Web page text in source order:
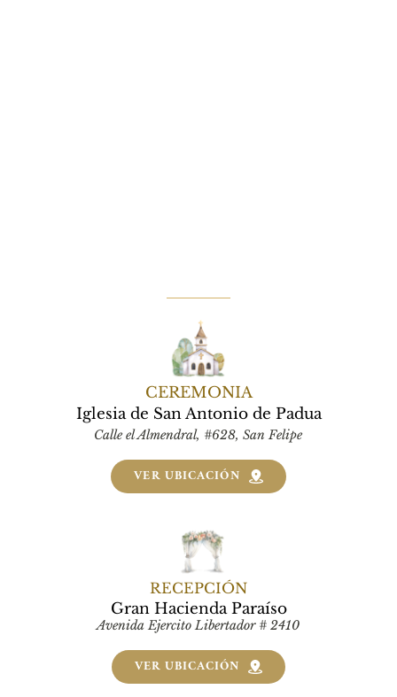
CEREMONIA
Iglesia de San Antonio de Padua
Calle el Almendral, #628, San Felipe
VER UBICACIÓN
RECEPCIÓN
Gran Hacienda Paraíso
Avenida Ejercito Libertador # 2410
VER UBICACIÓN